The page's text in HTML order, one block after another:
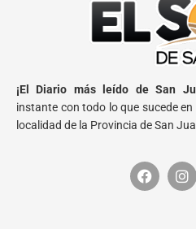
¡El Diario más leído de San
instante con todo lo que sucede
localidad de la Provincia de San